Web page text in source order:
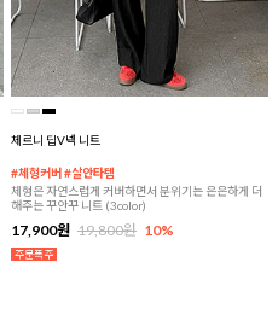
체르니 딥V넥 니트
#체형커버 #살안타템
체형은 자연스럽게 커버하면서 분위기는 은은하게 더
해주는 꾸안꾸 니트 (3color)
17,900원 19,800원 10%